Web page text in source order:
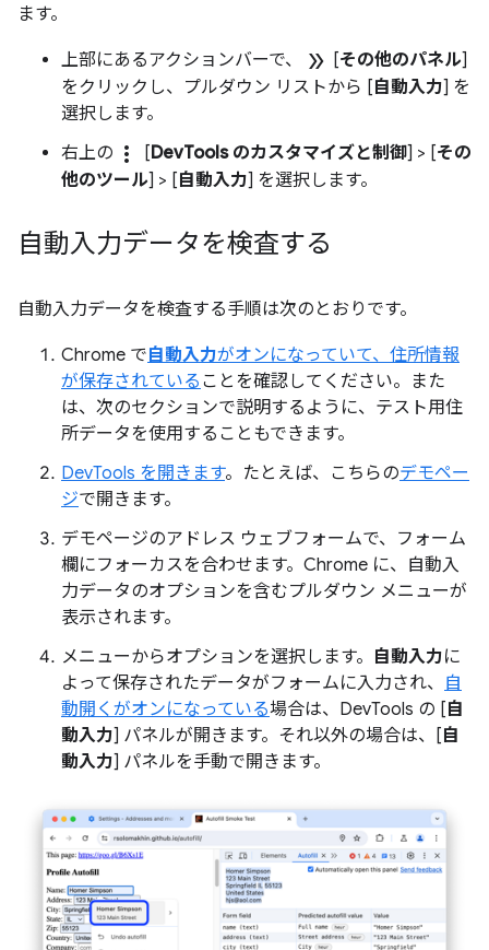
ます。
上部にあるアクションバーで、 double_arrow [その他のパネル]
をクリックし、プルダウン リストから [自動入力] を
選択します。
右上の more_vert [DevTools のカスタマイズと制御] > [その
他のツール] > [自動入力] を選択します。
自動入力データを検査する
自動入力データを検査する手順は次のとおりです。
Chrome で自動入力がオンになっていて、住所情報
が保存されている ことを確認してください。また
は、次のセクションで説明するように、テスト用住
所データを使用することもできます。
DevTools を開きます。たとえば、こちらのデモペー
ジで開きます。
デモページのアドレス ウェブフォームで、フォーム
欄にフォーカスを合わせます。Chrome に、自動入
力データのオプションを含むプルダウン メニューが
表示されます。
メニューからオプションを選択します。 自動入力に
よって保存されたデータがフォームに入力され、 自
動開くがオンになっている場合は、DevTools の [自
動入力] パネルが開きます。それ以外の場合は、[自
動入力] パネルを手動で開きます。